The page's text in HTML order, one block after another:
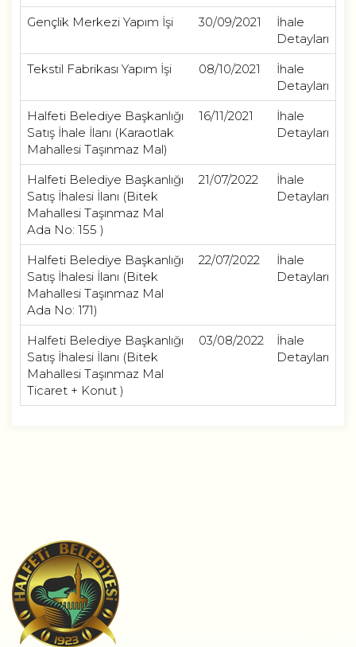
Gençlik Merkezi Yapım İşi
30/09/2021
İhale
Detayları
Tekstil Fabrikası Yapım İşi
08/10/2021
İhale
Detayları
Halfeti Belediye Başkanlığı
Satış İhale İlanı (Karaotlak
Mahallesi Taşınmaz Mal)
16/11/2021
İhale
Detayları
Halfeti Belediye Başkanlığı
Satış İhalesi İlanı (Bitek
Mahallesi Taşınmaz Mal
Ada No: 155 )
21/07/2022
İhale
Detayları
Halfeti Belediye Başkanlığı
Satış İhalesi İlanı (Bitek
Mahallesi Taşınmaz Mal
Ada No: 171)
22/07/2022
İhale
Detayları
Halfeti Belediye Başkanlığı
Satış İhalesi İlanı (Bitek
Mahallesi Taşınmaz Mal
Ticaret + Konut )
03/08/2022
İhale
Detayları